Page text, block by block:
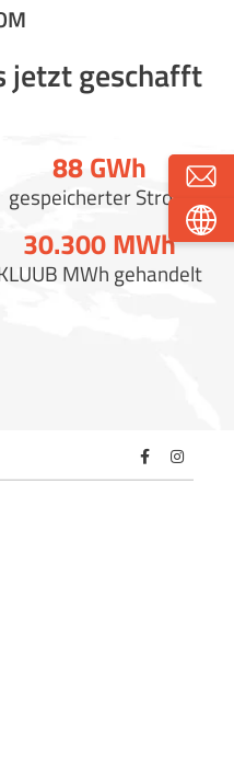
jetzt geschafft
88GWh
gespeicherter Strom
30.300MWh
MWh gehandelt